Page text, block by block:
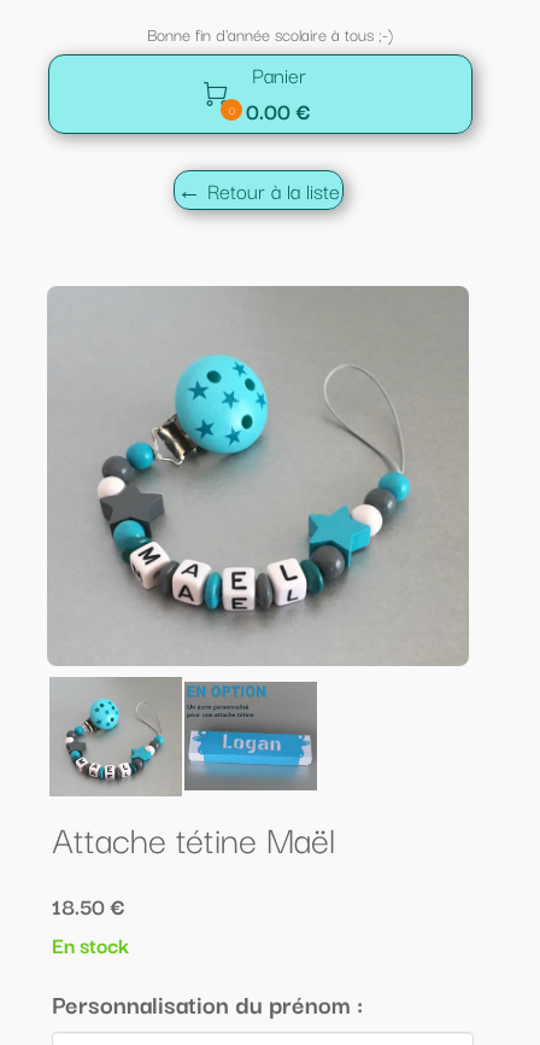
Bonne fin d'année scolaire à tous ;-)

0
Panier
0.00 €
← Retour à la liste
Attache tétine Maël
18.50 €
En stock
Personnalisation du prénom :